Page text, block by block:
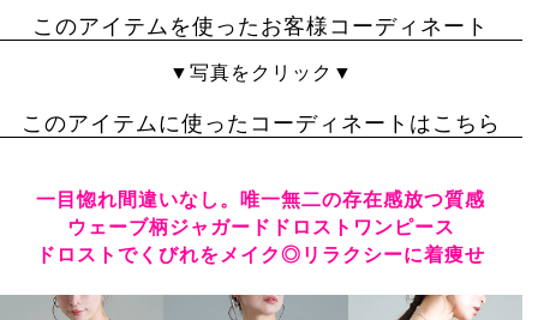
このアイテムを使ったお客様コーディネート
▼写真をクリック▼
このアイテムに使ったコーディネートはこちら
一目惚れ間違いなし。唯一無二の存在感放つ質感
ウェーブ柄ジャガードドロストワンピース
ドロストでくびれをメイク◎リラクシーに着痩せ